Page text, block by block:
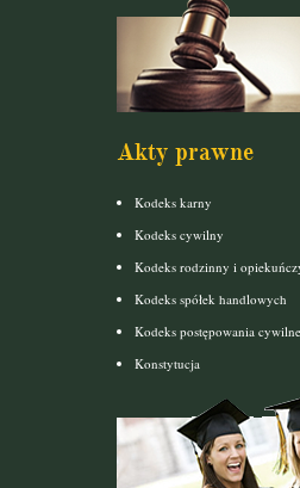
Akty prawne
Kodeks karny
Kodeks cywilny
Kodeks rodzinny i
Kodeks spółek handlowych
Kodeks postępowania
Konstytucja